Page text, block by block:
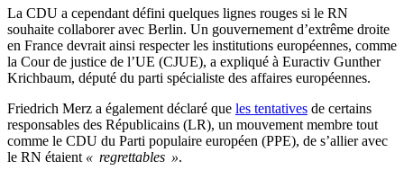
La CDU a cependant défini quelques lignes rouges si le RN
souhaite collaborer avec Berlin. Un gouvernement d’extrême droite
en France devrait ainsi respecter les institutions européennes, comme
la Cour de justice de l’UE (CJUE), a expliqué à Euractiv Gunther
Krichbaum, député du parti spécialiste des affaires européennes.
Friedrich Merz a également déclaré que les tentatives de certains
responsables des Républicains (LR), un mouvement membre tout
comme le CDU du Parti populaire européen (PPE), de s’allier avec
le RN étaient « regrettables ».